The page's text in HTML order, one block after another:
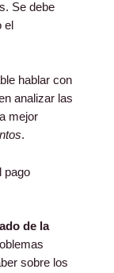
Se debe
el
hablar con
analizar las
mejor
.
pago
de la
sobre los